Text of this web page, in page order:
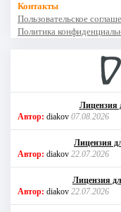
Контакты
Пользовательское
Политика
Лицензия
Автор: diakov 07.08.2026
Лицензия
Автор: diakov 22.07.2026
Лицензия
Автор: diakov 22.07.2026